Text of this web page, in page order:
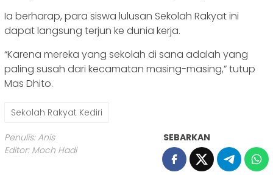
Ia berharap, para siswa lulusan Sekolah Rakyat ini
dapat langsung terjun ke dunia kerja.
“Karena mereka yang sekolah di sana adalah yang
paling susah dari kecamatan masing-masing,” tutup
Mas Dhito.
Sekolah Rakyat Kediri
Penulis: Anis
Editor: Moch Hadi
SEBARKAN